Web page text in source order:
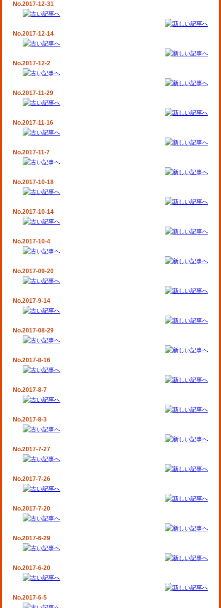
No.2017-12-31
No.2017-12-14
No.2017-12-2
No.2017-11-29
No.2017-11-16
No.2017-11-7
No.2017-10-18
No.2017-10-14
No.2017-10-4
No.2017-09-20
No.2017-9-14
No.2017-08-29
No.2017-8-16
No.2017-8-7
No.2017-8-3
No.2017-7-27
No.2017-7-26
No.2017-7-20
No.2017-6-29
No.2017-6-20
No.2017-6-5